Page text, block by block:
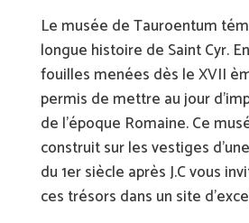
Le musée de Tauroentum
longue histoire de Saint Cyr.
fouilles menées dès le XVII
permis de mettre au jour
de l’époque Romaine. Ce
construit sur les vestiges
du 1er siècle après J.C vous
ces trésors dans un site